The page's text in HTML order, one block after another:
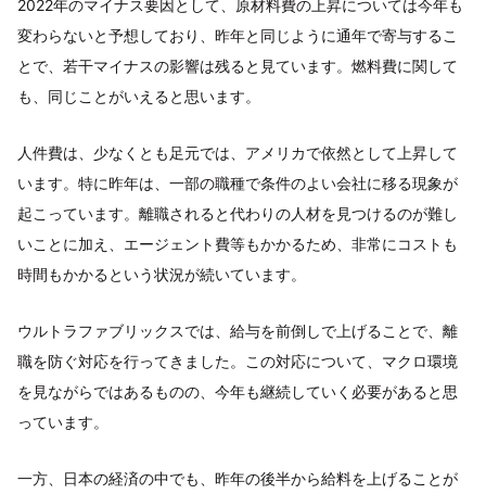
2022年のマイナス要因として、原材料費の上昇については今年も
変わらないと予想しており、昨年と同じように通年で寄与するこ
とで、若干マイナスの影響は残ると見ています。燃料費に関して
も、同じことがいえると思います。
人件費は、少なくとも足元では、アメリカで依然として上昇して
います。特に昨年は、一部の職種で条件のよい会社に移る現象が
起こっています。離職されると代わりの人材を見つけるのが難し
いことに加え、エージェント費等もかかるため、非常にコストも
時間もかかるという状況が続いています。
ウルトラファブリックスでは、給与を前倒しで上げることで、離
職を防ぐ対応を行ってきました。この対応について、マクロ環境
を見ながらではあるものの、今年も継続していく必要があると思
っています。
一方、日本の経済の中でも、昨年の後半から給料を上げることが